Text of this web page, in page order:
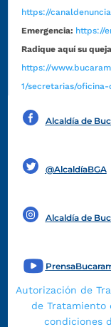
https://
Emergencia: https://
Radique aquí su
https://
1/secretarias/
Alcaldía de
@AlcaldíaBGA
Alcaldía de
Autorización de
de Tratamiento
condiciones